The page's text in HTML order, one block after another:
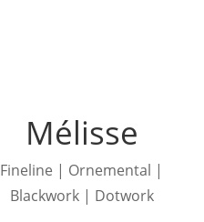
Mélisse
Fineline | Ornemental |
Blackwork | Dotwork